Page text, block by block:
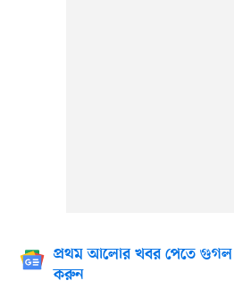
প্রথম আলোর খবর পেতে গুগল
করুন